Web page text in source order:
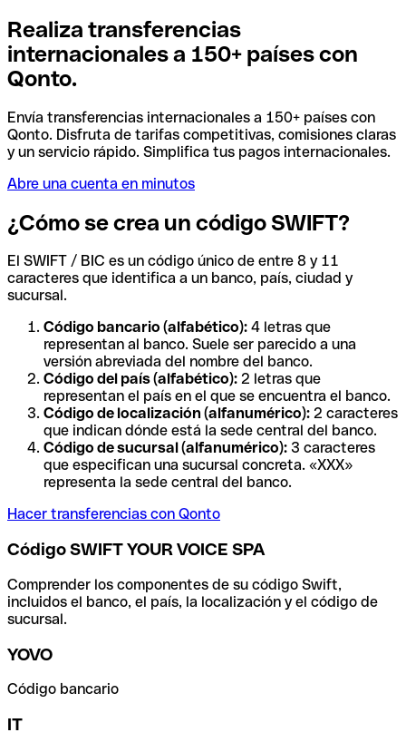
Realiza transferencias
internacionales a 150+ países con
Qonto.
Envía transferencias internacionales a 150+ países con
Qonto. Disfruta de tarifas competitivas, comisiones claras
y un servicio rápido. Simplifica tus pagos internacionales.
Abre una cuenta en minutos
¿Cómo se crea un código SWIFT?
El SWIFT / BIC es un código único de entre 8 y 11
caracteres que identifica a un banco, país, ciudad y
sucursal.
Código bancario (alfabético): 4 letras que
representan al banco. Suele ser parecido a una
versión abreviada del nombre del banco.
Código del país (alfabético): 2 letras que
representan el país en el que se encuentra el banco.
Código de localización (alfanumérico): 2 caracteres
que indican dónde está la sede central del banco.
Código de sucursal (alfanumérico): 3 caracteres
que especifican una sucursal concreta. «XXX»
representa la sede central del banco.
Hacer transferencias con Qonto
Código SWIFT YOUR VOICE SPA
Comprender los componentes de su código Swift,
incluidos el banco, el país, la localización y el código de
sucursal.
YOVO
Código bancario
IT